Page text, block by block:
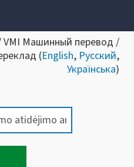
VMI Машинный перевод /
(English, Русский,
Українська)